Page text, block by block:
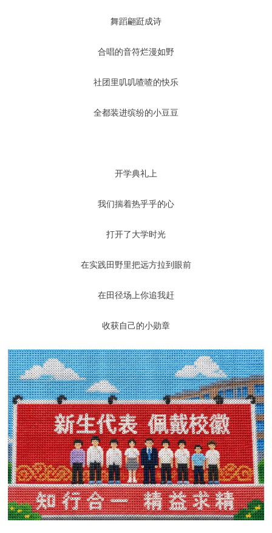
舞蹈翩跹成诗
合唱的音符烂漫如野
社团里叽叽喳喳的快乐
全都装进缤纷的小豆豆
开学典礼上
我们揣着热乎乎的心
打开了大学时光
在实践田野里把远方拉到眼前
在田径场上你追我赶
收获自己的小勋章